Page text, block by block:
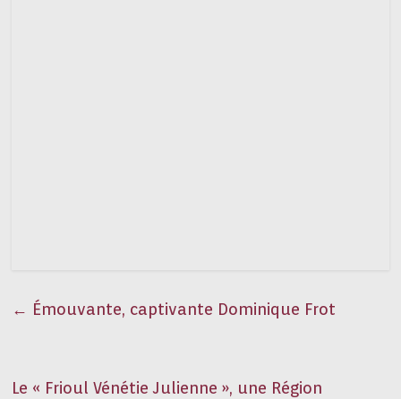
← Émouvante, captivante Dominique Frot
Le « Frioul Vénétie Julienne », une Région